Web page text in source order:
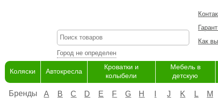
Город не определен
Как
Коляски Автокресла
Кроватки и
колыбели
Мебель в
детскую
Бренды A B C D E F G H J K L M